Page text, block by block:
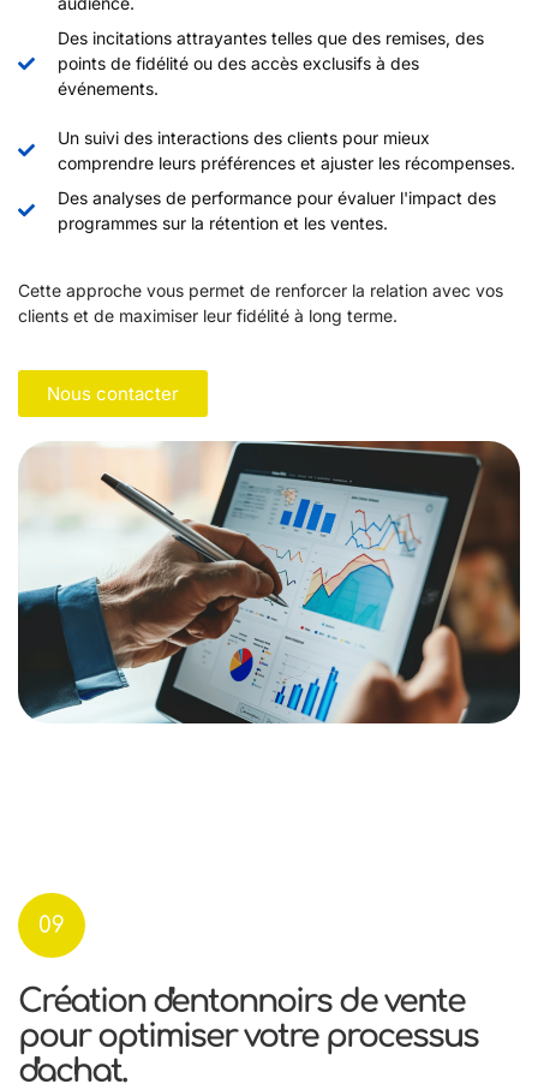
Des incitations attrayantes telles que des remises, des
points de fidélité ou des accès exclusifs à des
événements.
Un suivi des interactions des clients pour mieux
comprendre leurs préférences et ajuster les récompenses.
Des analyses de performance pour évaluer l'impact des
programmes sur la rétention et les ventes.
Cette approche vous permet de renforcer la relation avec vos
clients et de maximiser leur fidélité à long terme.
Nous contacter
09
Création d'entonnoirs de vente
pour optimiser votre processus
d'achat.